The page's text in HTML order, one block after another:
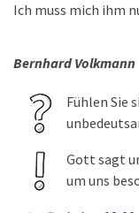
Ich muss mich ihm
Bernhard Volkmann
Fühlen Sie
Gott sagt
um uns